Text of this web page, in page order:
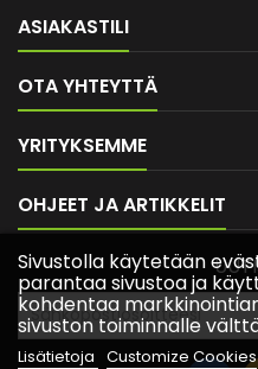
ASIAKASTILI
OTA YHTEYTTÄ
YRITYKSEMME
OHJEET JA ARTIKKELIT
Sivustolla käytetään
parantaa sivustoa ja
kohdentaa
sivuston toiminnalle
Lisätietoja Customize Cookies